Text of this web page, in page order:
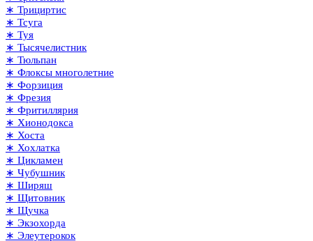
∗ Трициртис
∗ Тсуга
∗ Туя
∗ Тысячелистник
∗ Тюльпан
∗ Флоксы многолетние
∗ Форзиция
∗ Фрезия
∗ Фритиллярия
∗ Хионодокса
∗ Хоста
∗ Хохлатка
∗ Цикламен
∗ Чубушник
∗ Ширяш
∗ Щитовник
∗ Щучка
∗ Экзохорда
∗ Элеутерокок